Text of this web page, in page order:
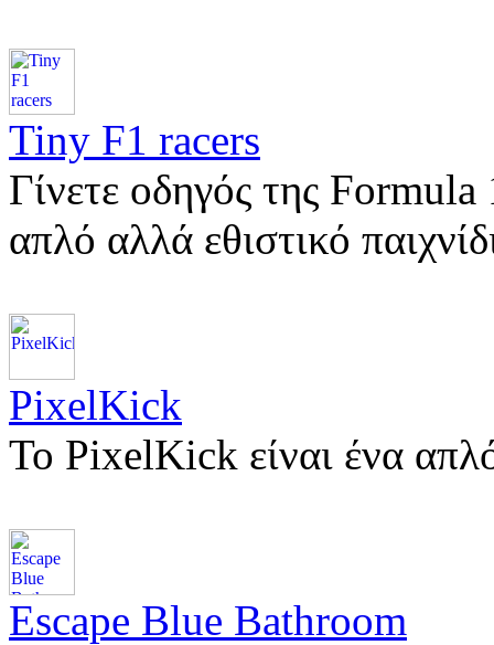
Tiny F1 racers
Γίνετε οδηγός της
απλό αλλά εθιστικό
PixelKick
Το PixelKick είναι ένα
Escape Blue Bathroom